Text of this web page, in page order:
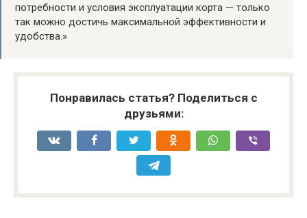
потребности и условия эксплуатации корта — только
так можно достичь максимальной эффективности и
удобства.»
Понравилась статья? Поделиться с
друзьями: